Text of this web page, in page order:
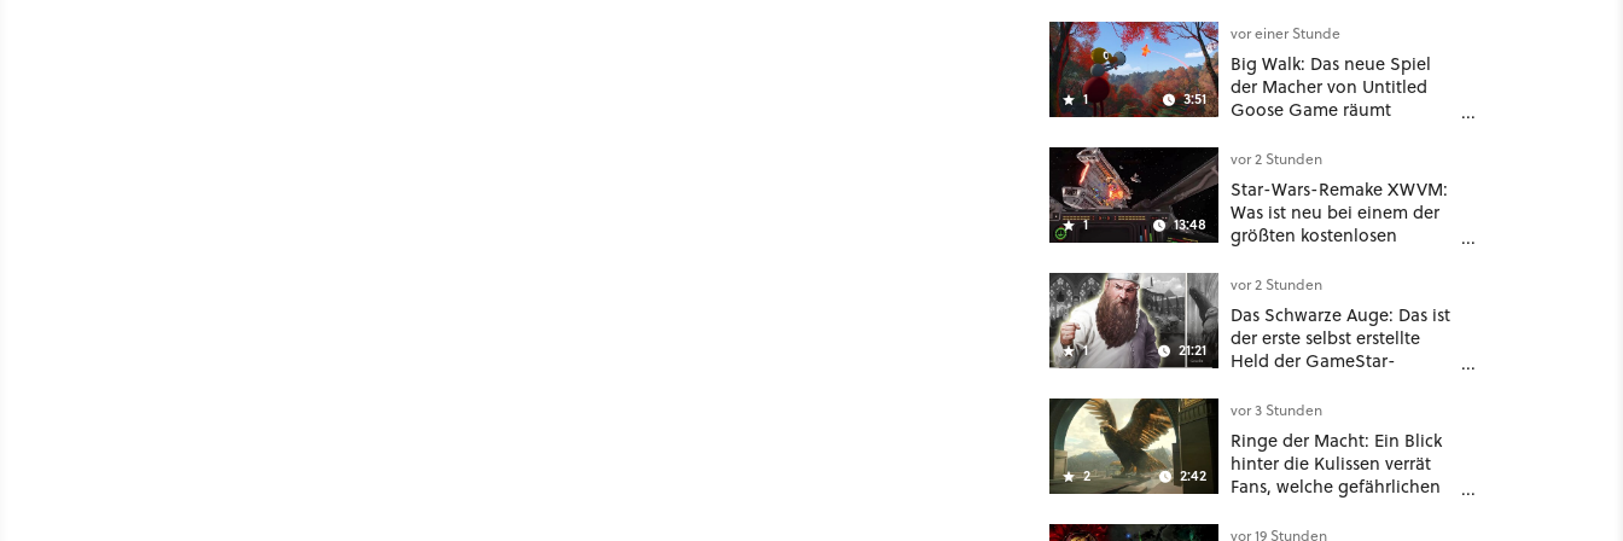
1 3:51
vor einer Stunde
Big Walk: Das neue Spiel
der Macher von Untitled
Goose Game räumt
Konventionen auf
1 13:48
vor 2 Stunden
Star-Wars-Remake XWVM:
Was ist neu bei einem der
größten kostenlosen
1 21:21
vor 2 Stunden
Das Schwarze Auge: Das ist
der erste selbst erstellte
Held der GameStar-
2 2:42
vor 3 Stunden
Ringe der Macht: Ein Blick
hinter die Kulissen verrät
Fans, welche gefährlichen
warten
vor 19 Stunden